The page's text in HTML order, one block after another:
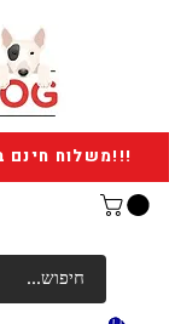
!!!משלוח חינם בקניה מעל 180 ש"ח!!!